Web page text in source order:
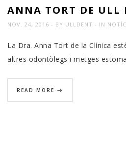
ANNA TORT DE ULL
NOV. 24, 2016 BY ULLDENT IN
La Dra. Anna Tort de la Clínica
altres odontòlegs i metges
READ MORE